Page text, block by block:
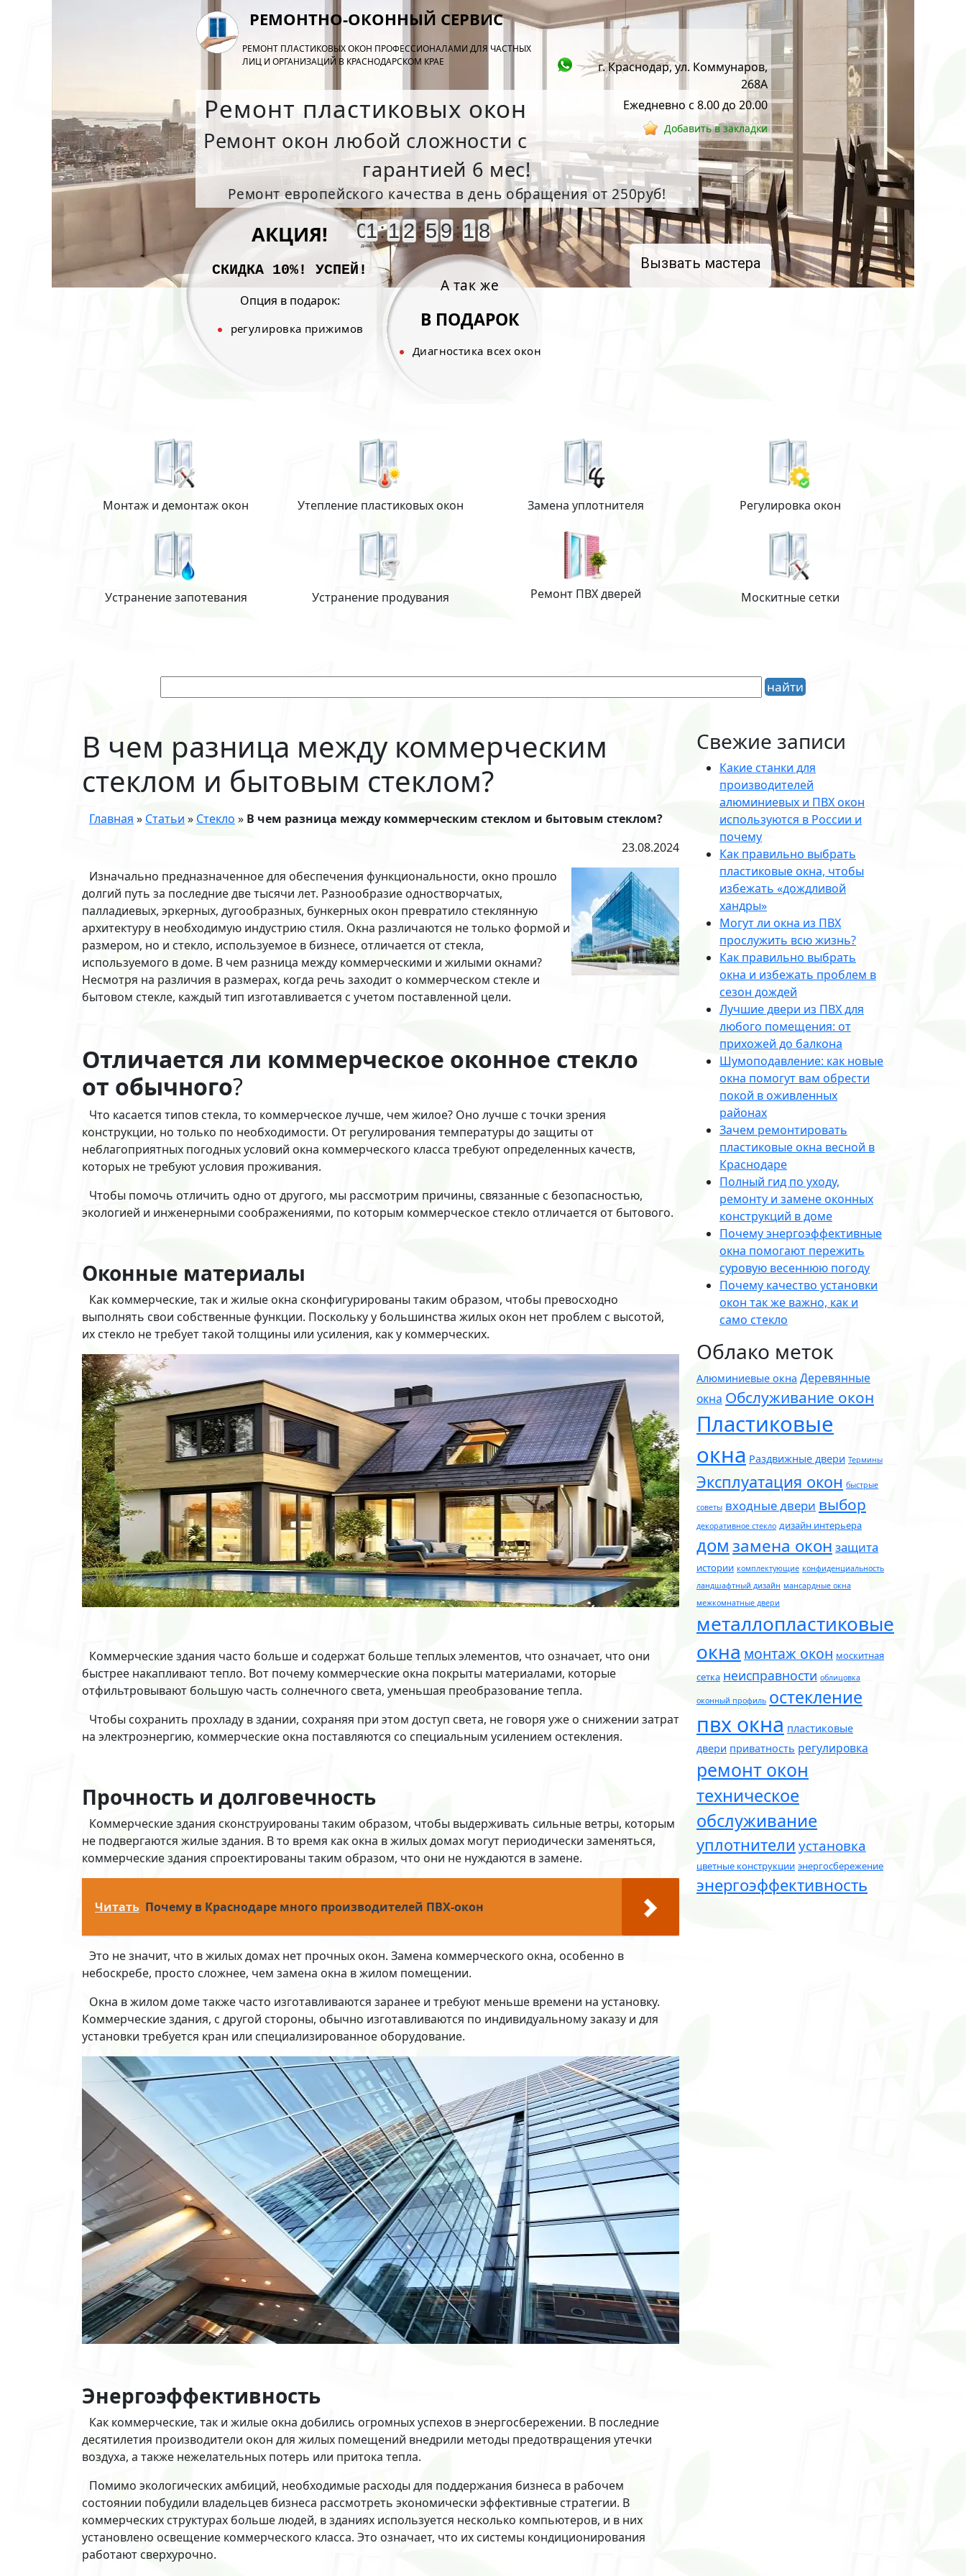
РЕМОНТНО-ОКОННЫЙ СЕРВИС
РЕМОНТ ПЛАСТИКОВЫХ ОКОН ПРОФЕССИОНАЛАМИ ДЛЯ ЧАСТНЫХ
ЛИЦ И ОРГАНИЗАЦИЙ В КРАСНОДАРСКОМ КРАЕ
г. Краснодар, ул. Коммунаров,
268А
Ежедневно с 8.00 до 20.00
Добавить в закладки
Ремонт пластиковых окон
Ремонт окон любой сложности с
гарантией 6 мес!
Ремонт европейского качества в день обращения от 250руб!
01
дней
:12
часов
:59
минут
:18
секунд
АКЦИЯ!
СКИДКА 10%! УСПЕЙ!
Опция в подарок:
регулировка прижимов
А так же
В ПОДАРОК
Диагностика всех окон
Вызвать мастера
Монтаж и демонтаж окон Утепление пластиковых окон Замена уплотнителя Регулировка окон
Устранение запотевания Устранение продувания Ремонт ПВХ дверей Москитные сетки
В чем разница между коммерческим
стеклом и бытовым стеклом?
Главная » Статьи » Стекло » В чем разница между коммерческим стеклом и бытовым стеклом?
23.08.2024
Изначально предназначенное для обеспечения функциональности, окно прошло
долгий путь за последние две тысячи лет. Разнообразие одностворчатых,
палладиевых, эркерных, дугообразных, бункерных окон превратило стеклянную
архитектуру в необходимую индустрию стиля. Окна различаются не только формой и
размером, но и стекло, используемое в бизнесе, отличается от стекла,
используемого в доме. В чем разница между коммерческими и жилыми окнами?
Несмотря на различия в размерах, когда речь заходит о коммерческом стекле и
бытовом стекле, каждый тип изготавливается с учетом поставленной цели.
Отличается ли коммерческое оконное стекло
от обычного?
Что касается типов стекла, то коммерческое лучше, чем жилое? Оно лучше с точки зрения
конструкции, но только по необходимости. От регулирования температуры до защиты от
неблагоприятных погодных условий окна коммерческого класса требуют определенных качеств,
которых не требуют условия проживания.
Чтобы помочь отличить одно от другого, мы рассмотрим причины, связанные с безопасностью,
экологией и инженерными соображениями, по которым коммерческое стекло отличается от бытового.
Оконные материалы
Как коммерческие, так и жилые окна сконфигурированы таким образом, чтобы превосходно
выполнять свои собственные функции. Поскольку у большинства жилых окон нет проблем с высотой,
их стекло не требует такой толщины или усиления, как у коммерческих.
Коммерческие здания часто больше и содержат больше теплых элементов, что означает, что они
быстрее накапливают тепло. Вот почему коммерческие окна покрыты материалами, которые
отфильтровывают большую часть солнечного света, уменьшая преобразование тепла.
Чтобы сохранить прохладу в здании, сохраняя при этом доступ света, не говоря уже о снижении затрат
на электроэнергию, коммерческие окна поставляются со специальным усилением остекления.
Прочность и долговечность
Коммерческие здания сконструированы таким образом, чтобы выдерживать сильные ветры, которым
не подвергаются жилые здания. В то время как окна в жилых домах могут периодически заменяться,
коммерческие здания спроектированы таким образом, что они не нуждаются в замене.
Читать Почему в Краснодаре много производителей ПВХ-окон
Это не значит, что в жилых домах нет прочных окон. Замена коммерческого окна, особенно в
небоскребе, просто сложнее, чем замена окна в жилом помещении.
Окна в жилом доме также часто изготавливаются заранее и требуют меньше времени на установку.
Коммерческие здания, с другой стороны, обычно изготавливаются по индивидуальному заказу и для
установки требуется кран или специализированное оборудование.
Энергоэффективность
Как коммерческие, так и жилые окна добились огромных успехов в энергосбережении. В последние
десятилетия производители окон для жилых помещений внедрили методы предотвращения утечки
воздуха, а также нежелательных потерь или притока тепла.
Помимо экологических амбиций, необходимые расходы для поддержания бизнеса в рабочем
состоянии побудили владельцев бизнеса рассмотреть экономически эффективные стратегии. В
коммерческих структурах больше людей, в зданиях используется несколько компьютеров, и в них
установлено освещение коммерческого класса. Это означает, что их системы кондиционирования
работают сверхурочно.
Свежие записи
Какие станки для
производителей
алюминиевых и ПВХ окон
используются в России и
почему
Как правильно выбрать
пластиковые окна, чтобы
избежать «дождливой
хандры»
Могут ли окна из ПВХ
прослужить всю жизнь?
Как правильно выбрать
окна и избежать проблем в
сезон дождей
Лучшие двери из ПВХ для
любого помещения: от
прихожей до балкона
Шумоподавление: как новые
окна помогут вам обрести
покой в оживленных
районах
Зачем ремонтировать
пластиковые окна весной в
Краснодаре
Полный гид по уходу,
ремонту и замене оконных
конструкций в доме
Почему энергоэффективные
окна помогают пережить
суровую весеннюю погоду
Почему качество установки
окон так же важно, как и
само стекло
Облако меток
Алюминиевые окна Деревянные
окна Обслуживание окон
Пластиковые
окна Раздвижные двери Термины
Эксплуатация окон быстрые
советы входные двери выбор
декоративное стекло дизайн интерьера
домзамена окон защита
истории комплектующие конфиденциальность
ландшафтный дизайн мансардные окна
межкомнатные двери
металлопластиковые
окна монтаж окон москитная
сетка неисправности облицовка
оконный профиль остекление
пвх окна пластиковые
двери приватность регулировка
ремонт окон
техническое
обслуживание
уплотнители установка
цветные конструкции энергосбережение
энергоэффективность